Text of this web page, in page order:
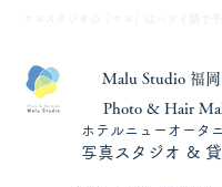
Malu Studio 福
​Photo & Hair
ホテルニューオータ
写真スタジオ &